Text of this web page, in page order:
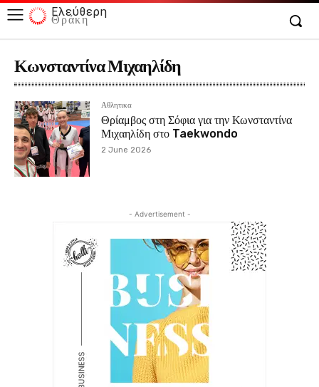
Ελεύθερη
Θράκη
Κωνσταντίνα Μιχαηλίδη
Αθλητικα
Θρίαμβος στη Σόφια για την Κωνσταντίνα
Μιχαηλίδη στο Taekwondo
2 June 2026
- Advertisement -